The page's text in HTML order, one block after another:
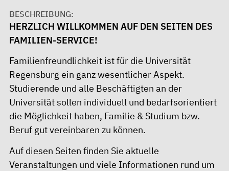
BESCHREIBUNG:
HERZLICH WILLKOMMEN AUF DEN SEITEN DES
FAMILIEN-SERVICE!
Familienfreundlichkeit ist für die Universität
Regensburg ein ganz wesentlicher Aspekt.
Studierende und alle Beschäftigten an der
Universität sollen individuell und bedarfsorientiert
die Möglichkeit haben, Familie & Studium bzw.
Beruf gut vereinbaren zu können.
Auf diesen Seiten finden Sie aktuelle
Veranstaltungen und viele Informationen rund um